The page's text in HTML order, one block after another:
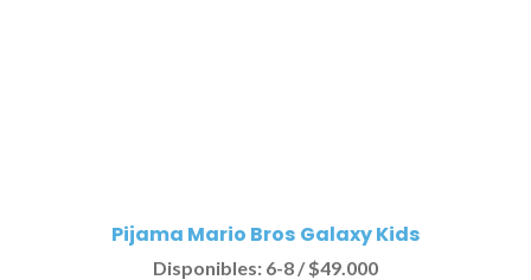
Pijama Mario Bros Galaxy Kids
Disponibles: 6-8 / $49.000